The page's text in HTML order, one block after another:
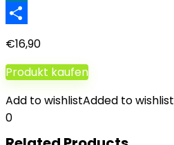
LinkedIn
€16,90
Produkt kaufen
Add to wishlistAdded to wishlist
0